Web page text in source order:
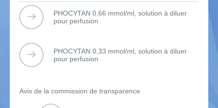
PHOCYTAN 0,66 mmol/ml, solution à diluer
pour perfusion
PHOCYTAN 0,33 mmol/ml, solution à diluer
pour perfusion
Avis de la commission de transparence